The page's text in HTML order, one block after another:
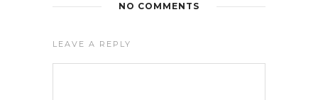
NO COMMENTS
LEAVE A REPLY